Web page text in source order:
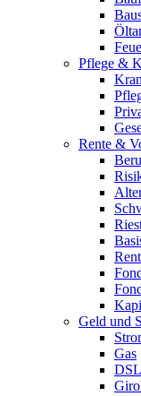
Pflege &
Rente &
Geld und
Gas
DSL